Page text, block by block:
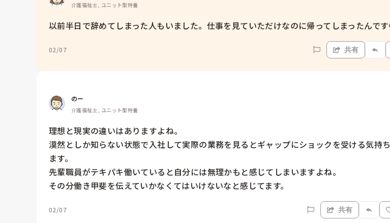
介護福祉士, ユニット型特養
以前半日で辞めてしまった人もいました。仕事を見ていただけなのに帰ってしまったんです
02/07 共有
のー
介護福祉士, ユニット型特養
理想と現実の違いはありますよね。
漠然としか知らない状態で入社して実際の業務を見るとギャップにショックを受ける気持
ます。
先輩職員がテキパキ働いていると自分には無理かもと感じてしまいますよね。
その分働き甲斐を伝えていかなくてはいけないなと感じてます。
02/07 共有